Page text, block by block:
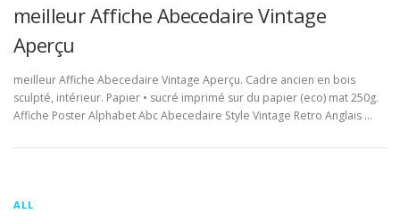
meilleur Affiche Abecedaire Vintage
Aperçu
meilleur Affiche Abecedaire Vintage Aperçu. Cadre ancien en bois
sculpté, intérieur. Papier • sucré imprimé sur du papier (eco) mat 250g.
Affiche Poster Alphabet Abc Abecedaire Style Vintage Retro Anglais …
ALL